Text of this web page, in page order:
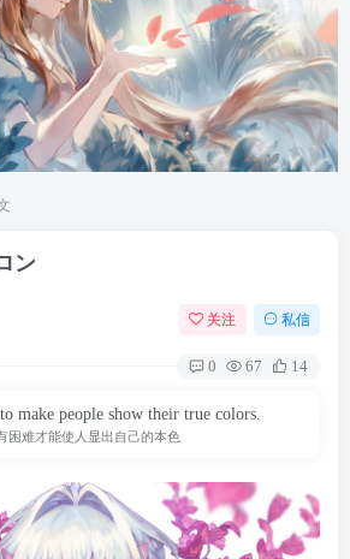
ン
关注 私信
0 67 14
make people show their true colors.
困难才能使人显出自己的本色